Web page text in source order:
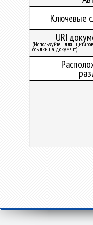
Ключевые
URI
(Используйте для
ссылки на документ)